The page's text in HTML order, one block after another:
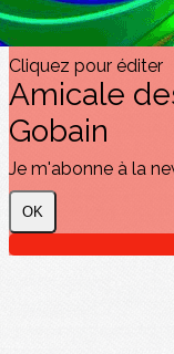
Texte, bouton et/
Cliquez pour éditer
Amicale
Gobain
Je m'abonne à la
OK